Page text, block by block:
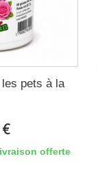
pets à la
offerte